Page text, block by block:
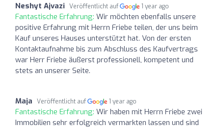
Neshyt Ajvazi Veröffentlicht auf 1 year ago
Fantastische Erfahrung: Wir möchten ebenfalls unsere
positive Erfahrung mit Herrn Friebe teilen, der uns beim
Kauf unseres Hauses unterstützt hat. Von der ersten
Kontaktaufnahme bis zum Abschluss des Kaufvertrags
war Herr Friebe äußerst professionell, kompetent und
stets an unserer Seite.
Maja Veröffentlicht auf 1 year ago
Fantastische Erfahrung: Wir haben mit Herrn Friebe zwei
Immobilien sehr erfolgreich vermarkten lassen und sind